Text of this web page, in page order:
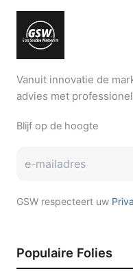
Vanuit innovatie de
advies met
Blijf op de hoogte
GSW respecteert uw
Populaire Folies